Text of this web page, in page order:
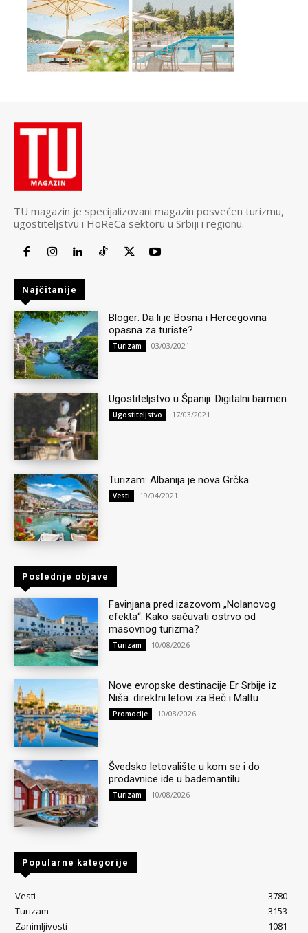
TU magazin je specijalizovani magazin posvećen turizmu,
ugostiteljstvu i HoReCa sektoru u Srbiji i regionu.
Najčitanije
Bloger: Da li je Bosna i Hercegovina
opasna za turiste?
Turizam 03/03/2021
Ugostiteljstvo u Španiji: Digitalni barmen
Ugostiteljstvo 17/03/2021
Turizam: Albanija je nova Grčka
Vesti 19/04/2021
Poslednje objave
Favinjana pred izazovom „Nolanovog
efekta“: Kako sačuvati ostrvo od
masovnog turizma?
Turizam 10/08/2026
Nove evropske destinacije Er Srbije iz
Niša: direktni letovi za Beč i Maltu
Promocije 10/08/2026
Švedsko letovalište u kom se i do
prodavnice ide u bademantilu
Turizam 10/08/2026
Popularne kategorije
Vesti
3780
Turizam
3153
Zanimljivosti
1081